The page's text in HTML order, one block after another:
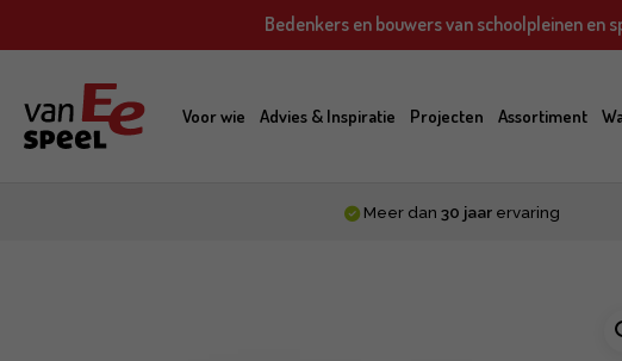
to
content
Bedenkers en bouwers van schoolpleinen en
Voor wie Advies & Inspiratie Projecten Assortiment
Meer dan 30 jaar ervaring